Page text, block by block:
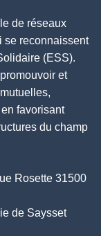
de réseaux
se reconnaissent
(ESS).
et
favorisant
du champ
Rosette 31500
de Saysset